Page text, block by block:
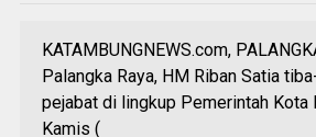
KATAMBUNGNEWS.com,
Palangka Raya, HM Riban Satia
pejabat di lingkup Pemerintah Kota
Kamis (